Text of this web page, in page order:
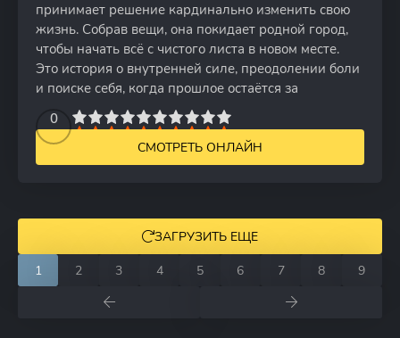
принимает решение кардинально изменить свою
жизнь. Собрав вещи, она покидает родной город,
чтобы начать всё с чистого листа в новом месте.
Это история о внутренней силе, преодолении боли
и поиске себя, когда прошлое остаётся за
0
5 7 8 9 10
СМОТРЕТЬ ОНЛАЙН
ЗАГРУЗИТЬ ЕЩЕ
1
2 3 4 5 6 7 8 9